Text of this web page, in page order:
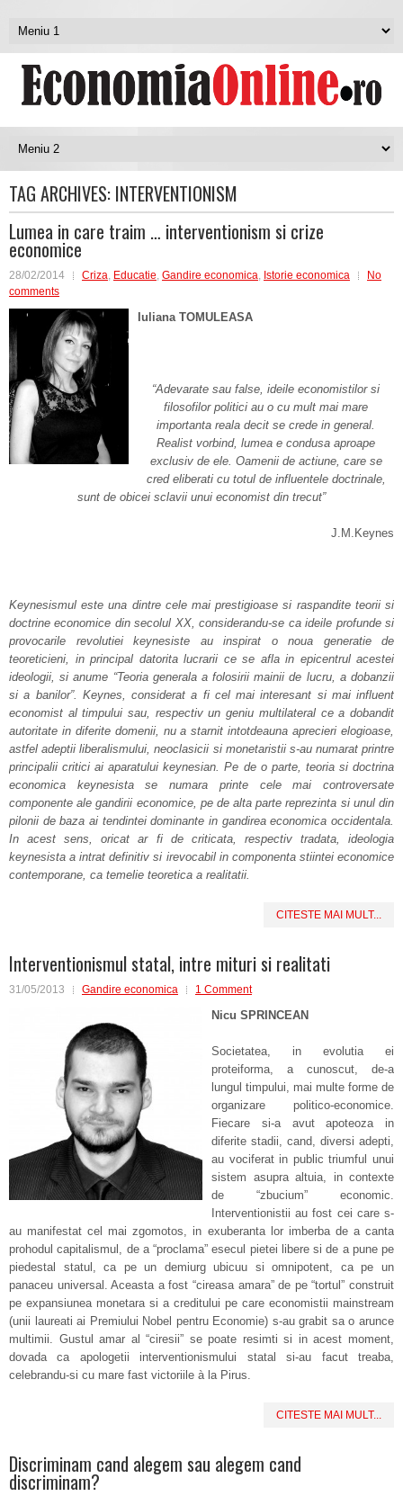
TAG ARCHIVES: INTERVENTIONISM
Lumea in care traim … interventionism si crize
economice
28/02/2014 Criza, Educatie, Gandire economica, Istorie economica
No
comments
Iuliana TOMULEASA
“Adevarate sau false, ideile economistilor si
filosofilor politici au o cu mult mai mare
importanta reala decit se crede in general.
Realist vorbind, lumea e condusa aproape
exclusiv de ele. Oamenii de actiune, care se
cred eliberati cu totul de influentele doctrinale,
sunt de obicei sclavii unui economist din trecut”
J.M.Keynes
Keynesismul este una dintre cele mai prestigioase si raspandite teorii si
doctrine economice din secolul XX, considerandu-se ca ideile profunde si
provocarile revolutiei keynesiste au inspirat o noua generatie de
teoreticieni, in principal datorita lucrarii ce se afla in epicentrul acestei
ideologii, si anume “Teoria generala a folosirii mainii de lucru, a dobanzii
si a banilor”. Keynes, considerat a fi cel mai interesant si mai influent
economist al timpului sau, respectiv un geniu multilateral ce a dobandit
autoritate in diferite domenii, nu a starnit intotdeauna aprecieri elogioase,
astfel adeptii liberalismului, neoclasicii si monetaristii s-au numarat printre
principalii critici ai aparatului keynesian. Pe de o parte, teoria si doctrina
economica keynesista se numara printe cele mai controversate
componente ale gandirii economice, pe de alta parte reprezinta si unul din
pilonii de baza ai tendintei dominante in gandirea economica occidentala.
In acest sens, oricat ar fi de criticata, respectiv tradata, ideologia
keynesista a intrat definitiv si irevocabil in componenta stiintei economice
contemporane, ca temelie teoretica a realitatii.
CITESTE MAI MULT...
Interventionismul statal, intre mituri si realitati
31/05/2013 Gandire economica 1 Comment
Nicu SPRINCEAN
Societatea, in evolutia ei
proteiforma, a cunoscut, de-a
lungul timpului, mai multe forme de
organizare politico-economice.
Fiecare si-a avut apoteoza in
diferite stadii, cand, diversi adepti,
au vociferat in public triumful unui
sistem asupra altuia, in contexte
de “zbucium” economic.
Interventionistii au fost cei care s-
au manifestat cel mai zgomotos, in exuberanta lor imberba de a canta
prohodul capitalismul, de a “proclama” esecul pietei libere si de a pune pe
piedestal statul, ca pe un demiurg ubicuu si omnipotent, ca pe un
panaceu universal. Aceasta a fost “cireasa amara” de pe “tortul” construit
pe expansiunea monetara si a creditului pe care economistii mainstream
(unii laureati ai Premiului Nobel pentru Economie) s-au grabit sa o arunce
multimii. Gustul amar al “ciresii” se poate resimti si in acest moment,
dovada ca apologetii interventionismului statal si-au facut treaba,
celebrandu-si cu mare fast victoriile à la Pirus.
CITESTE MAI MULT...
Discriminam cand alegem sau alegem cand
discriminam?